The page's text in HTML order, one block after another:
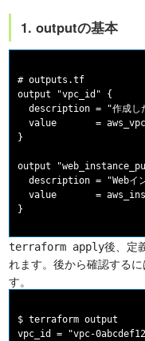
1. outputの基本
# outputs.tf
output "vpc_id" {
description = "作成し
value       =
}
output
description = "Webイ
value       =
terraform apply後、定
れます。後から確認する
す。
$ terraform output
vpc_id = "vpc-